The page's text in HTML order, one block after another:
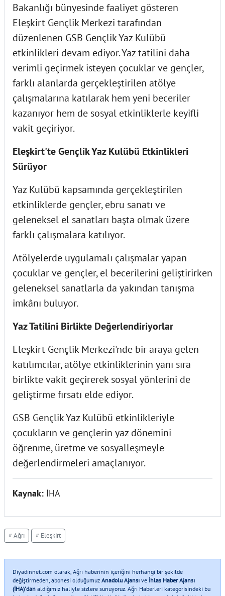
Bakanlığı bünyesinde faaliyet gösteren
Eleşkirt Gençlik Merkezi tarafından
düzenlenen GSB Gençlik Yaz Kulübü
etkinlikleri devam ediyor. Yaz tatilini daha
verimli geçirmek isteyen çocuklar ve gençler,
farklı alanlarda gerçekleştirilen atölye
çalışmalarına katılarak hem yeni beceriler
kazanıyor hem de sosyal etkinliklerle keyifli
vakit geçiriyor.
Eleşkirt'te Gençlik Yaz Kulübü Etkinlikleri
Sürüyor
Yaz Kulübü kapsamında gerçekleştirilen
etkinliklerde gençler, ebru sanatı ve
geleneksel el sanatları başta olmak üzere
farklı çalışmalara katılıyor.
Atölyelerde uygulamalı çalışmalar yapan
çocuklar ve gençler, el becerilerini geliştirirken
geleneksel sanatlarla da yakından tanışma
imkânı buluyor.
Yaz Tatilini Birlikte Değerlendiriyorlar
Eleşkirt Gençlik Merkezi'nde bir araya gelen
katılımcılar, atölye etkinliklerinin yanı sıra
birlikte vakit geçirerek sosyal yönlerini de
geliştirme fırsatı elde ediyor.
GSB Gençlik Yaz Kulübü etkinlikleriyle
çocukların ve gençlerin yaz dönemini
öğrenme, üretme ve sosyalleşmeyle
değerlendirmeleri amaçlanıyor.
Kaynak: İHA
# Ağrı # Eleşkirt
Diyadinnet.com olarak, Ağrı haberinin içeriğini herhangi bir şekilde
değiştirmeden, abonesi olduğumuz Anadolu Ajansı ve İhlas Haber Ajansı
(İHA)'dan aldığımız haliyle sizlere sunuyoruz. Ağrı Haberleri kategorisindeki bu